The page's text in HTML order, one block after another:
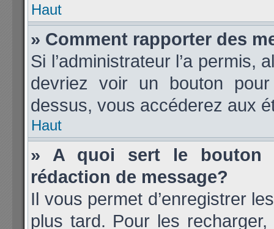
Haut
» Comment rapporter des
Si l’administrateur l’a
devriez voir un bouton
dessus, vous accéderez aux
Haut
» A quoi sert le bouton
rédaction de message?
Il vous permet d’enregistrer
plus tard. Pour les